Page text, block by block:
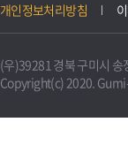
개인정보처리방침
(우)39281 경북 구미시
Copyright(c) 2020.